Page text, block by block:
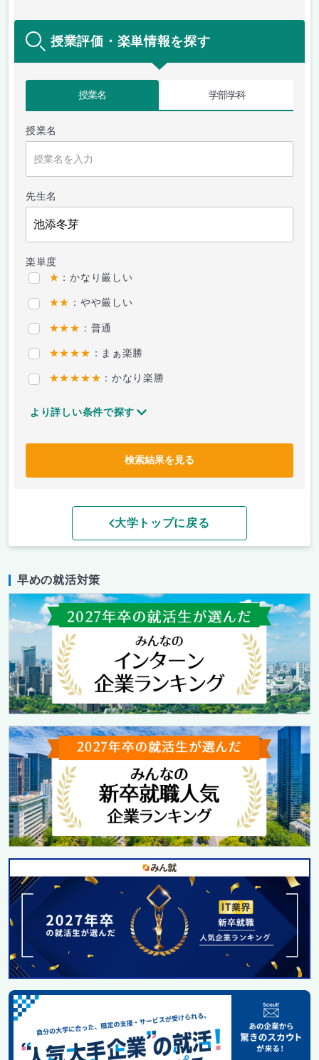
授業評価・楽単情報を探す
授業名 学部学科
授業名
先生名
楽単度
★ ：かなり厳しい
★★ ：やや厳しい
★★★ ：普通
★★★★ ：まぁ楽勝
★★★★★ ：かなり楽勝
より詳しい条件で探す
検索結果を見る
大学トップに戻る
早めの就活対策